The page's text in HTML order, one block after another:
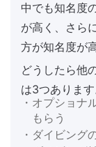
中でも知名度
が高く、さら
方が知名度が
どうしたら他
は3つあります
・オプショナ
もらう
・ダイビング